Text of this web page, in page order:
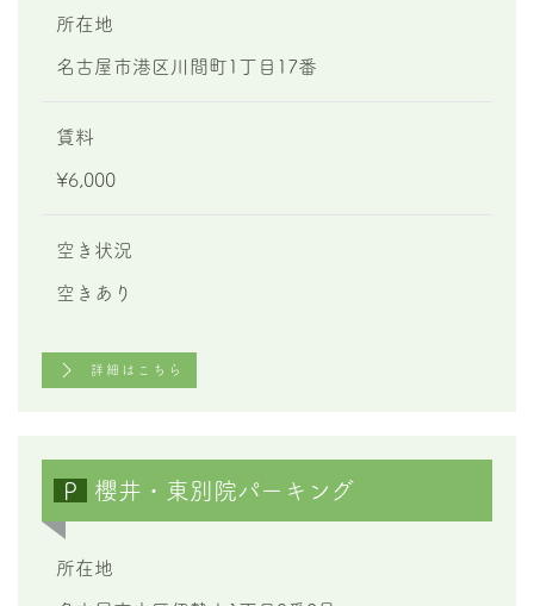
所在地
名古屋市港区川間町1丁目17番
賃料
¥6,000
空き状況
空きあり
詳細はこちら
P 櫻井・東別院パーキング
所在地